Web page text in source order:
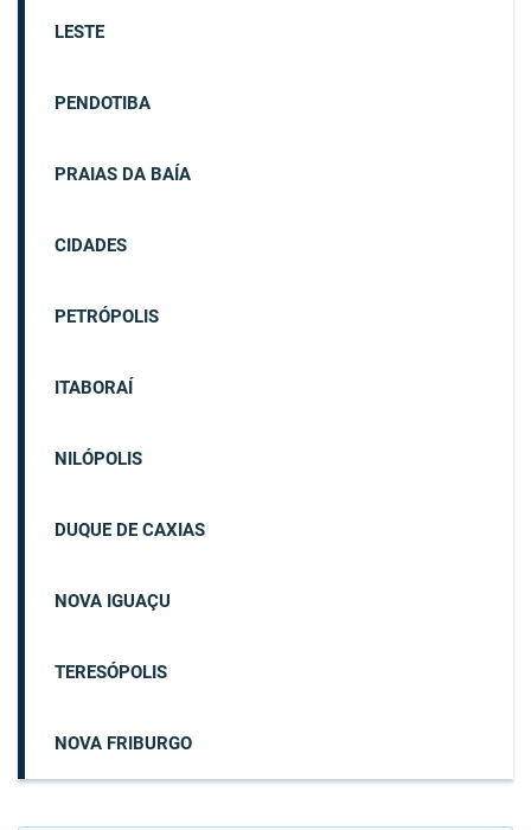
LESTE
PENDOTIBA
PRAIAS DA BAÍA
CIDADES
PETRÓPOLIS
ITABORAÍ
NILÓPOLIS
DUQUE DE CAXIAS
NOVA IGUAÇU
TERESÓPOLIS
NOVA FRIBURGO